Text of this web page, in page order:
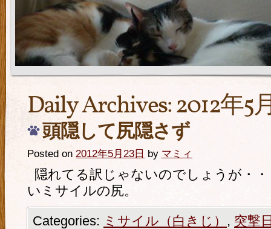
Daily Archives:2012年5
頭隠して尻隠さず
Posted on 2012年5月23日 by マミィ
隠れてる訳じゃないのでしょうが・
いミサイルの尻。
Categories: ミサイル（白きじ） , 突撃